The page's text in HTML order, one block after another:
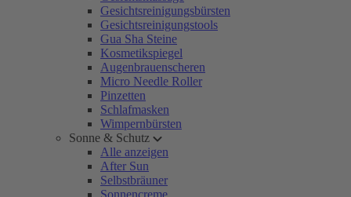
Gesichtsreinigungsbürsten
Gesichtsreinigungstools
Gua Sha Steine
Kosmetikspiegel
Augenbrauenscheren
Micro Needle Roller
Pinzetten
Schlafmasken
Wimpernbürsten
Sonne & Schutz
Alle anzeigen
After Sun
Selbstbräuner
Sonnencreme